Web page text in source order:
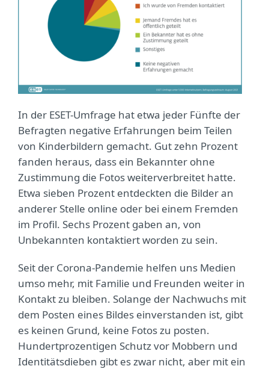
In der ESET-Umfrage hat etwa jeder Fünfte der
Befragten negative Erfahrungen beim Teilen
von Kinderbildern gemacht. Gut zehn Prozent
fanden heraus, dass ein Bekannter ohne
Zustimmung die Fotos weiterverbreitet hatte.
Etwa sieben Prozent entdeckten die Bilder an
anderer Stelle online oder bei einem Fremden
im Profil. Sechs Prozent gaben an, von
Unbekannten kontaktiert worden zu sein.
Seit der Corona-Pandemie helfen uns Medien
umso mehr, mit Familie und Freunden weiter in
Kontakt zu bleiben. Solange der Nachwuchs mit
dem Posten eines Bildes einverstanden ist, gibt
es keinen Grund, keine Fotos zu posten.
Hundertprozentigen Schutz vor Mobbern und
Identitätsdieben gibt es zwar nicht, aber mit ein